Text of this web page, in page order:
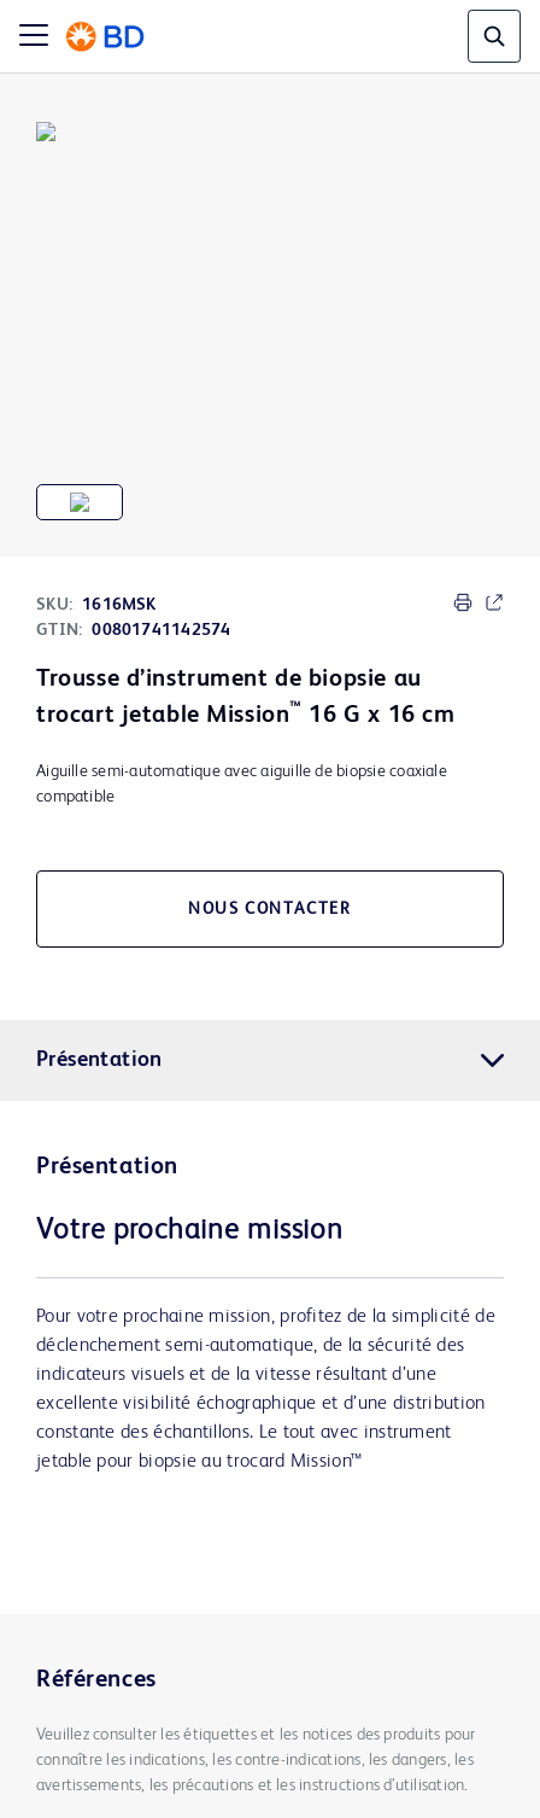
SKU:
1616MSK
GTIN: 00801741142574
Trousse d’instrument de biopsie au
trocart jetable Mission™ 16 G x 16 cm
Aiguille semi-automatique avec aiguille de biopsie coaxiale
compatible
NOUS CONTACTER
Présentation
Présentation
Votre prochaine mission
Pour votre prochaine mission, profitez de la simplicité de
déclenchement semi-automatique, de la sécurité des
indicateurs visuels et de la vitesse résultant d’une
excellente visibilité échographique et d’une distribution
constante des échantillons. Le tout avec instrument
jetable pour biopsie au trocard Mission™
Références
Veuillez consulter les étiquettes et les notices des produits pour
connaître les indications, les contre-indications, les dangers, les
avertissements, les précautions et les instructions d’utilisation.